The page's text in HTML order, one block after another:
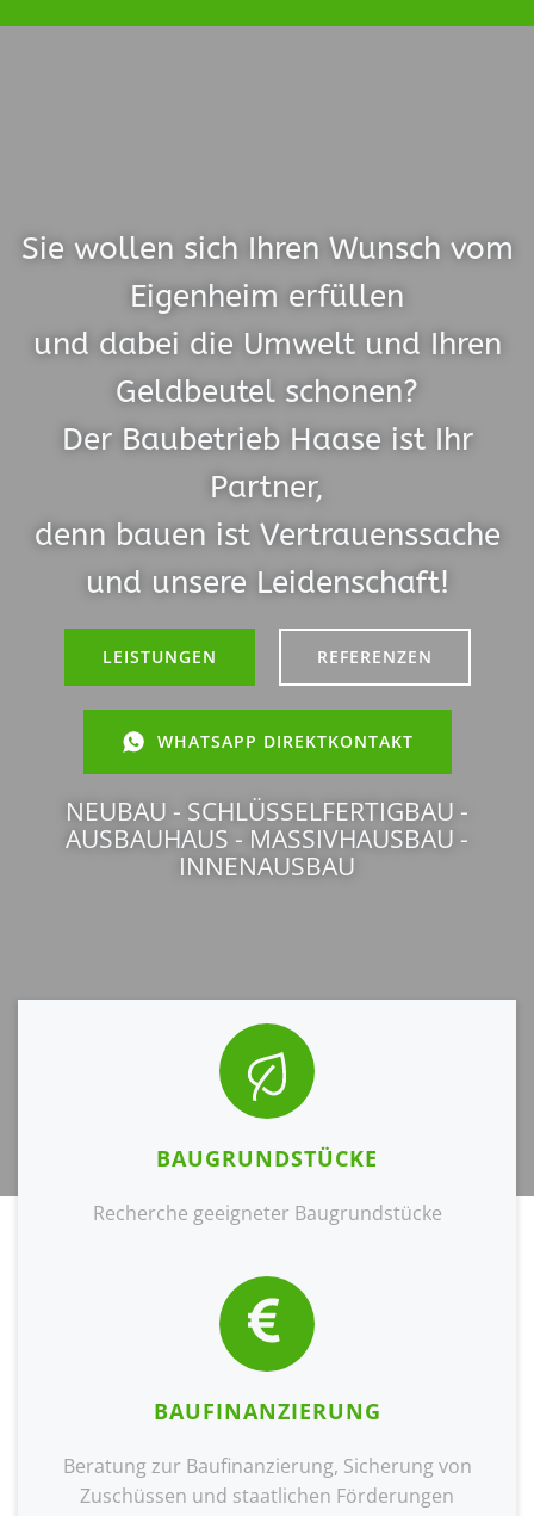
Sie wollen sich Ihren Wunsch vom
Eigenheim erfüllen
und dabei die Umwelt und Ihren
Geldbeutel schonen?
Der Baubetrieb Haase ist Ihr
Partner,
denn bauen ist Vertrauenssache
und unsere Leidenschaft!
LEISTUNGEN REFERENZEN
WHATSAPP DIREKTKONTAKT
NEUBAU - SCHLÜSSELFERTIGBAU -
AUSBAUHAUS - MASSIVHAUSBAU -
INNENAUSBAU
BAUGRUNDSTÜCKE
Recherche geeigneter Baugrundstücke
BAUFINANZIERUNG
Beratung zur Baufinanzierung, Sicherung von
Zuschüssen und staatlichen Förderungen